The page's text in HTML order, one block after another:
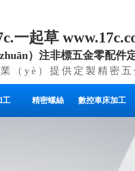
一起草
zhuān）注非標五金零配件
（yè）提供定製精密
工 精密螺絲 數控車床加工